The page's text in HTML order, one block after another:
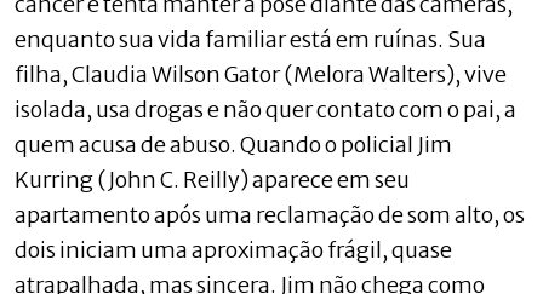
enquanto sua vida familiar está em ruínas. Sua
filha, Claudia Wilson Gator (Melora Walters), vive
isolada, usa drogas e não quer contato com o pai, a
quem acusa de abuso. Quando o policial Jim
Kurring (John C. Reilly) aparece em seu
apartamento após uma reclamação de som alto, os
dois iniciam uma aproximação frágil, quase
atrapalhada, mas sincera. Jim não chega como